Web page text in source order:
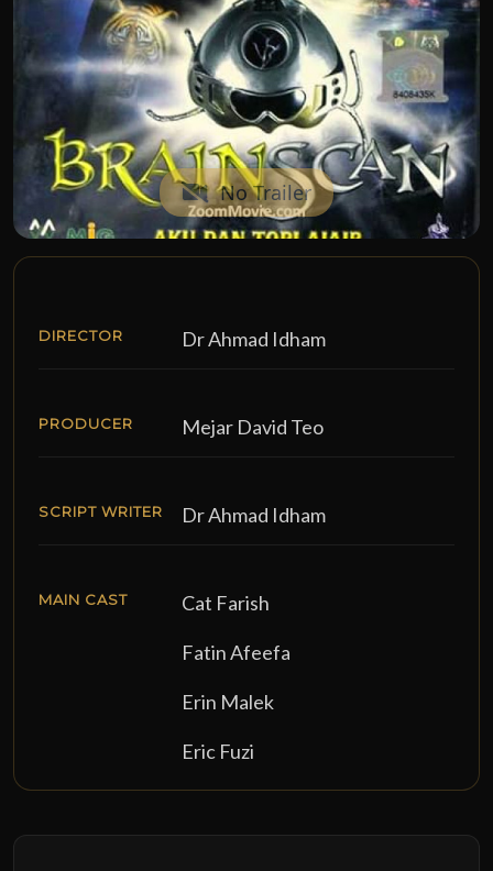
No Trailer
DIRECTOR Dr Ahmad Idham
PRODUCER Mejar David Teo
SCRIPT WRITER Dr Ahmad Idham
MAIN CAST Cat Farish
Fatin Afeefa
Erin Malek
Eric Fuzi